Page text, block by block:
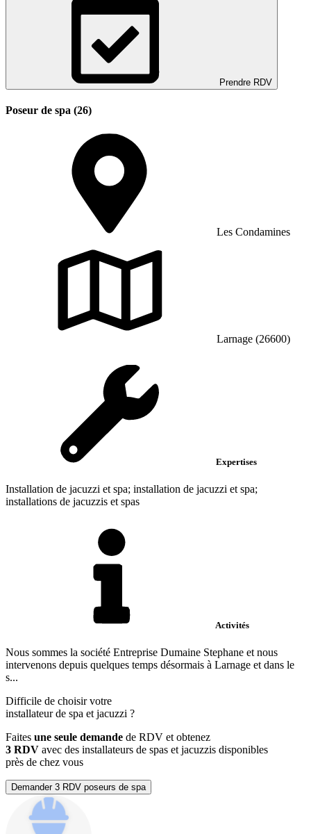
Prendre RDV
Poseur de spa (26)
Les Condamines
Larnage (26600)
Expertises
Installation de jacuzzi et spa; installation de jacuzzi et spa;
installations de jacuzzis et spas
Activités
Nous sommes la société Entreprise Dumaine Stephane et nous
intervenons depuis quelques temps désormais à Larnage et dans le
s...
Difficile de choisir votre
installateur de spa et jacuzzi ?
Faites une seule demande de RDV et obtenez
3 RDV avec des installateurs de spas et jacuzzis disponibles
près de chez vous
Demander 3 RDV poseurs de spa